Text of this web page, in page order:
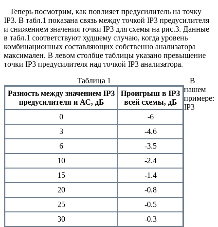
Теперь посмотрим, как повлияет предусилитель на точку
IP3. В табл.1 показана связь между точкой IP3 предусилителя
и снижением значения точки IР3 для схемы на рис.3. Данные
в табл.1 соответствуют худшему случаю, когда уровень
комбинационных составляющих собственно анализатора
максимален. В левом столбце таблицы указано превышение
точки IP3 предусилителя над точкой IP3 анализатора.
Таблица 1
Разность между значением IP3
предусилителя и АС, дБ
Проигрыш в IP3
всей схемы, дБ
0
-6
3
-4.6
6
-3.5
10
-2.4
15
-1.4
20
-0.8
25
-0.5
30
-0.3
В
нашем
примере:
IP3